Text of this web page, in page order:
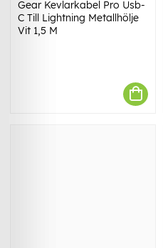
Gear Kevlarkabel Pro Usb-
C Till Lightning Metallhölje
Vit 1,5 M